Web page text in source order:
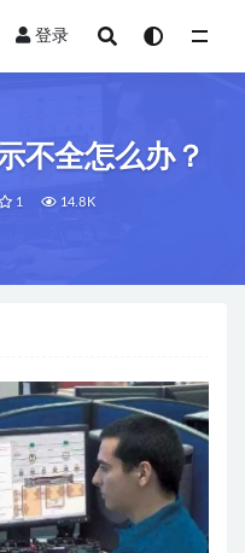
登录
不全怎么办？
1 14.8K